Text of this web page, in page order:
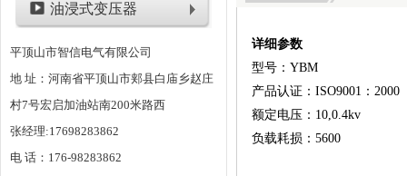
油浸式变压器
平顶山市智信电气有限公司
地 址：河南省平顶山市郏县白庙乡赵庄
村7号宏启加油站南200米路西
张经理:17698283862
电 话：176-98283862
详细参数
型号：YBM
产品认证：ISO9001：2000
额定电压：10,0.4kv
负载耗损：5600